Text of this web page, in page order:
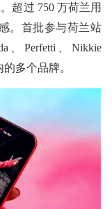
超过 750 万荷兰用
。首批参与荷兰站
、Perfetti、Nikkie
多个品牌。